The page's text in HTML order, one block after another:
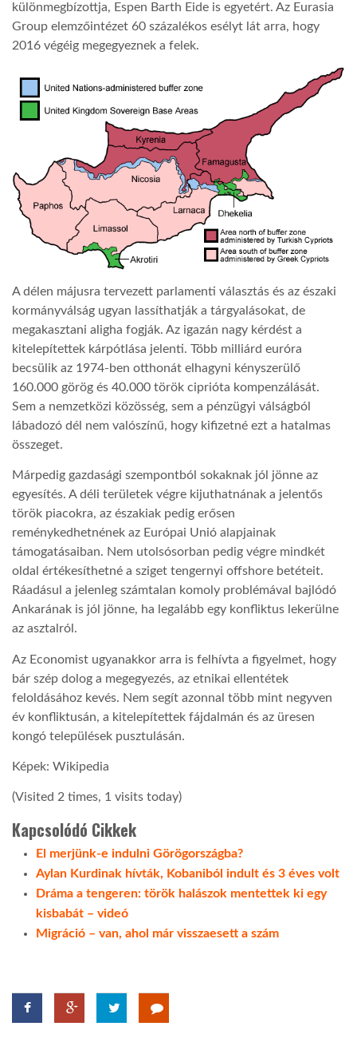
különmegbízottja, Espen Barth Eide is egyetért. Az Eurasia
Group elemzőintézet 60 százalékos esélyt lát arra, hogy
2016 végéig megegyeznek a felek.
A délen májusra tervezett parlamenti választás és az északi
kormányválság ugyan lassíthatják a tárgyalásokat, de
megakasztani aligha fogják. Az igazán nagy kérdést a
kitelepítettek kárpótlása jelenti. Több milliárd euróra
becsülik az 1974-ben otthonát elhagyni kényszerülő
160.000 görög és 40.000 török ciprióta kompenzálását.
Sem a nemzetközi közösség, sem a pénzügyi válságból
lábadozó dél nem valószínű, hogy kifizetné ezt a hatalmas
összeget.
Márpedig gazdasági szempontból sokaknak jól jönne az
egyesítés. A déli területek végre kijuthatnának a jelentős
török piacokra, az északiak pedig erősen
reménykedhetnének az Európai Unió alapjainak
támogatásaiban. Nem utolsósorban pedig végre mindkét
oldal értékesíthetné a sziget tengernyi offshore betéteit.
Ráadásul a jelenleg számtalan komoly problémával bajlódó
Ankarának is jól jönne, ha legalább egy konfliktus lekerülne
az asztalról.
Az Economist ugyanakkor arra is felhívta a figyelmet, hogy
bár szép dolog a megegyezés, az etnikai ellentétek
feloldásához kevés. Nem segít azonnal több mint negyven
év konfliktusán, a kitelepítettek fájdalmán és az üresen
kongó települések pusztulásán.
Képek: Wikipedia
(Visited 2 times, 1 visits today)
Kapcsolódó Cikkek
El merjünk-e indulni Görögországba?
Aylan Kurdinak hívták, Kobaniból indult és 3 éves volt
Dráma a tengeren: török halászok mentettek ki egy
kisbabát – videó
Migráció – van, ahol már visszaesett a szám